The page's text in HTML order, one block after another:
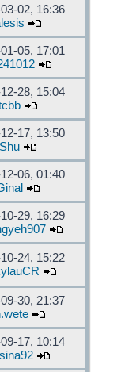
02, 16:36
05, 17:01
28, 15:04
17, 13:50
Shu
06, 01:40
29, 16:29
24, 15:22
30, 21:37
17, 10:14